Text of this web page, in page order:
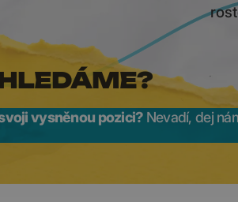
vysněnou pozici?Nevadí, dej